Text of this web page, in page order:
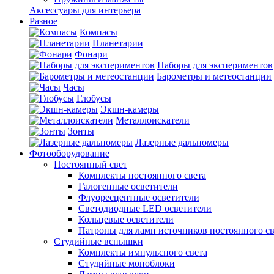
Аксессуары для интерьера
Разное
Компасы
Планетарии
Фонари
Наборы для экспериментов
Барометры и метеостанции
Часы
Глобусы
Экшн-камеры
Металлоискатели
Зонты
Лазерные дальномеры
Фотооборудование
Постоянный свет
Комплекты постоянного света
Галогенные осветители
Флуоресцентные осветители
Светодиодные LED осветители
Кольцевые осветители
Патроны для ламп источников постоянного
Студийные вспышки
Комплекты импульсного света
Студийные моноблоки